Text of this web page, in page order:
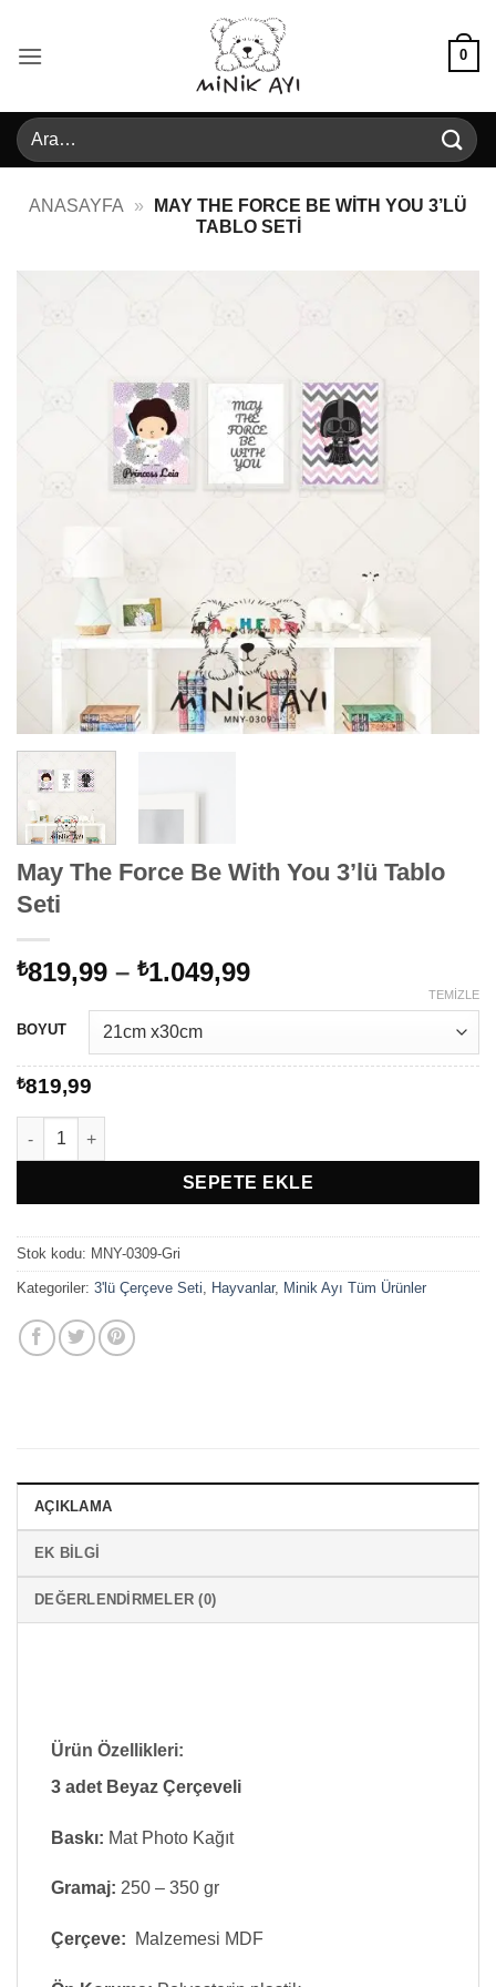
0
Ara:
ANASAYFA »
MAY THE FORCE BE WITH YOU 3’LÜ
TABLO SETI
May The Force Be With You 3’lü Tablo
Seti
₺819,99 – ₺1.049,99Fiyat
-
BOYUT
TEMIZLE
₺819,99
May The Force Be With You 3'lü Tablo Seti adet
SEPETE EKLE
Stok kodu: MNY-0309-Gri
Kategoriler: 3'lü Çerçeve Seti Hayvanlar, Minik Ayı Tüm Ürünler
AÇIKLAMA
EK BILGI
DEĞERLENDIRMELER (0)
Ürün Özellikleri:
3 adet Beyaz Çerçeveli
Baskı: Mat Photo Kağıt
Gramaj: 250 – 350 gr
Çerçeve: Malzemesi MDF